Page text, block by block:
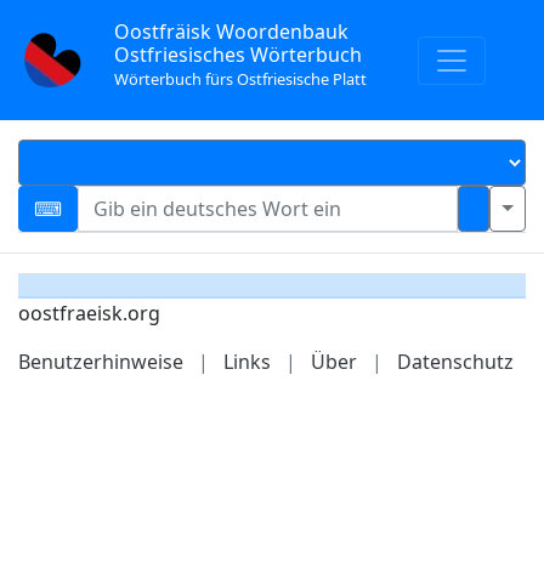
Oostfräisk Woordenbauk
Ostfriesisches Wörterbuch
Wörterbuch fürs Ostfriesische Platt
oostfraeisk.org
Benutzerhinweise
| Links | Über | Datenschutz